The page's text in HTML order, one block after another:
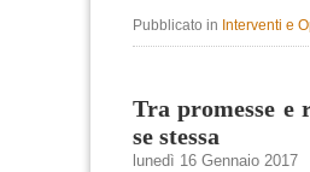
Pubblicato in Interventi e
Tra promesse e
se stessa
lunedì 16 Gennaio 2017